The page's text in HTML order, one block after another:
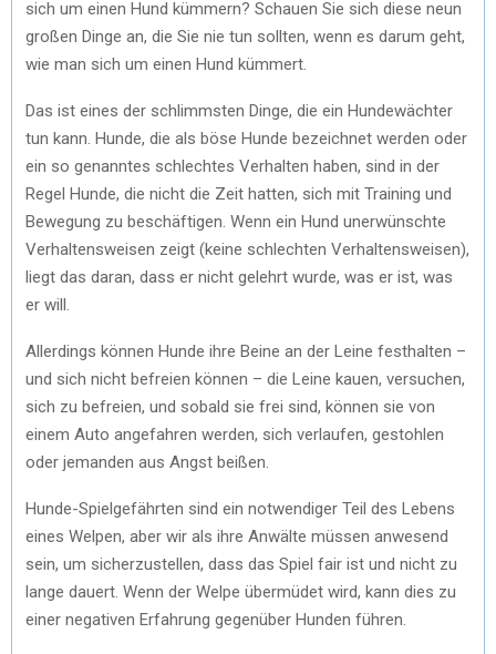
sich um einen Hund kümmern? Schauen Sie sich diese neun
großen Dinge an, die Sie nie tun sollten, wenn es darum geht,
wie man sich um einen Hund kümmert.
Das ist eines der schlimmsten Dinge, die ein Hundewächter
tun kann. Hunde, die als böse Hunde bezeichnet werden oder
ein so genanntes schlechtes Verhalten haben, sind in der
Regel Hunde, die nicht die Zeit hatten, sich mit Training und
Bewegung zu beschäftigen. Wenn ein Hund unerwünschte
Verhaltensweisen zeigt (keine schlechten Verhaltensweisen),
liegt das daran, dass er nicht gelehrt wurde, was er ist, was
er will.
Allerdings können Hunde ihre Beine an der Leine festhalten –
und sich nicht befreien können – die Leine kauen, versuchen,
sich zu befreien, und sobald sie frei sind, können sie von
einem Auto angefahren werden, sich verlaufen, gestohlen
oder jemanden aus Angst beißen.
Hunde-Spielgefährten sind ein notwendiger Teil des Lebens
eines Welpen, aber wir als ihre Anwälte müssen anwesend
sein, um sicherzustellen, dass das Spiel fair ist und nicht zu
lange dauert. Wenn der Welpe übermüdet wird, kann dies zu
einer negativen Erfahrung gegenüber Hunden führen.